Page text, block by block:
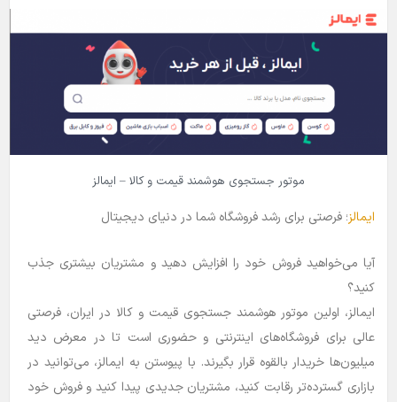
موتور جستجوی هوشمند قیمت و کالا – ایمالز
ایمالز؛ فرصتی برای رشد فروشگاه شما در دنیای دیجیتال
آیا می‌خواهید فروش خود را افزایش دهید و مشتریان بیشتری جذب
کنید؟
ایمالز، اولین موتور هوشمند جستجوی قیمت و کالا در ایران، فرصتی
عالی برای فروشگاه‌های اینترنتی و حضوری است تا در معرض دید
میلیون‌ها خریدار بالقوه قرار بگیرند. با پیوستن به ایمالز، می‌توانید در
بازاری گسترده‌تر رقابت کنید، مشتریان جدیدی پیدا کنید و فروش خود